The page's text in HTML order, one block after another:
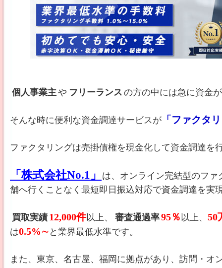
個人事業主や フリーランス の方の中には急に資金
そんな時に便利な資金調達サービスが 「ファクタ
ファクタリングは売掛債権を現金化して資金調達を
「株式会社No.1」
は、オンライン完結型のフ
舗へ行くことなく最短即日振込対応で資金調達を実
買取実績 12,000件以上、 審査通過率95％ 以上、50
は0.5%∼ と業界最低水準です。
また、東京、名古屋、福岡に拠点があり、訪問・オ